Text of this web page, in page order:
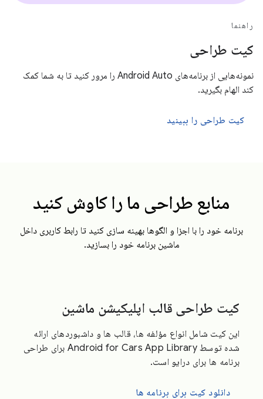
راهنما
کیت طراحی
نمونه‌هایی از برنامه‌های Android Auto را مرور کنید تا به شما کمک
کند الهام بگیرید.
کیت طراحی را ببینید
منابع طراحی ما را کاوش کنید
برنامه خود را با اجزا و الگوها بهینه سازی کنید تا رابط کاربری داخل
ماشین برنامه خود را بسازید.
کیت طراحی قالب اپلیکیشن ماشین
این کیت شامل انواع مؤلفه ها، قالب ها و داشبوردهای ارائه
شده توسط Android for Cars App Library برای طراحی
برنامه ها برای درایو است.
دانلود کیت برای برنامه ها